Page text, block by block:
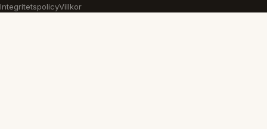
IntegritetspolicyVillkor